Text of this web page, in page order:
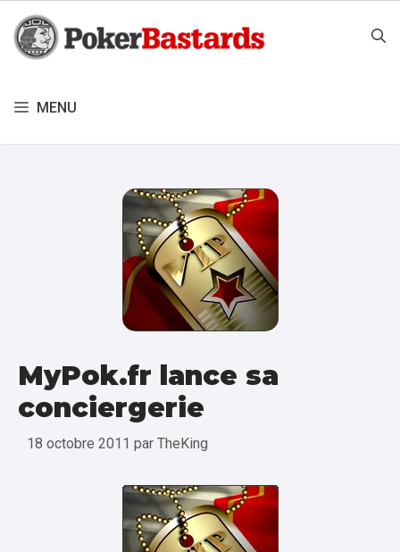
contenu
MENU
MyPok.fr lance sa
conciergerie
18 octobre 2011 par TheKing